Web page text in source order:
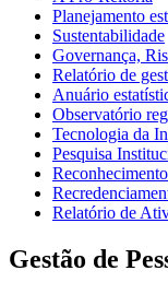
Planejamento
Sustentabilidade
Governança,
Relatório de
Anuário
Observatório
Tecnologia da
Pesquisa
Relatório de
Gestão de